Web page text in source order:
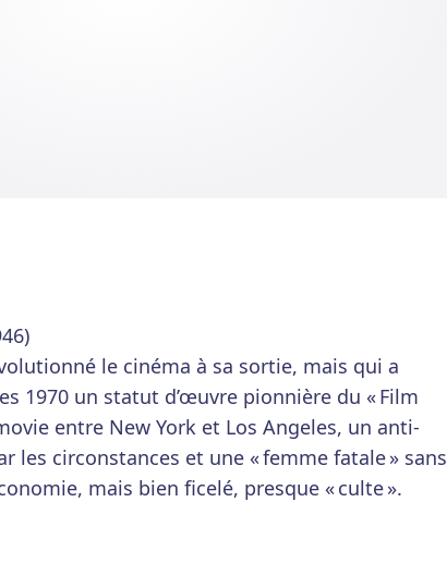
le cinéma à sa sortie, mais qui a
1970 un statut d’œuvre pionnière du « Film
entre New York et Los Angeles, un anti-
les circonstances et une « femme fatale » sans
mais bien ficelé, presque « culte ».